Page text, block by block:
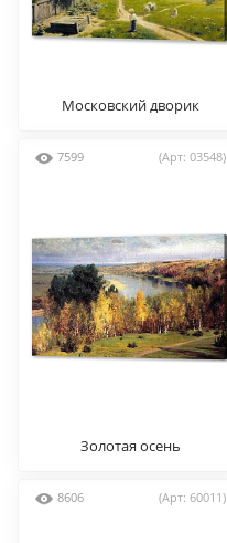
Московский дворик
7599 (Арт: 03548)
Золотая осень
8606 (Арт: 60011)